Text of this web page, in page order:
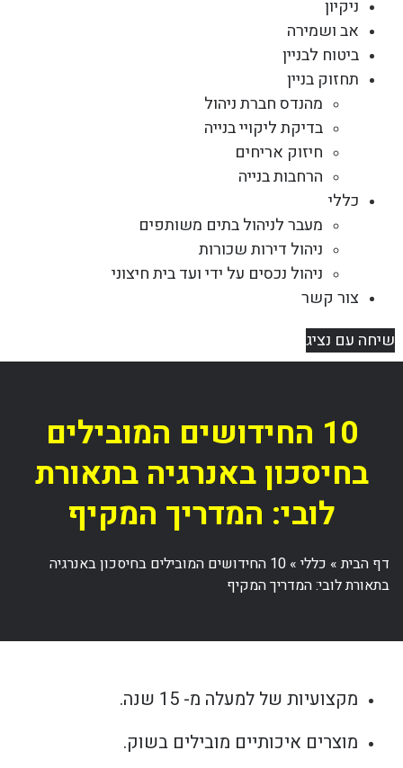
ניקיון
אב ושמירה
ביטוח לבניין
תחזוק בניין
מהנדס חברת ניהול
בדיקת ליקויי בנייה
חיזוק אריחים
הרחבות בנייה
כללי
מעבר לניהול בתים משותפים
ניהול דירות שכורות
ניהול נכסים על ידי ועד בית חיצוני
צור קשר
שיחה עם נציג
10 החידושים המובילים
בחיסכון באנרגיה בתאורת
לובי: המדריך המקיף
דף הבית» כללי»
10 החידושים המובילים בחיסכון באנרגיה
בתאורת לובי: המדריך המקיף
מקצועיות של למעלה מ- 15 שנה.
מוצרים איכותיים מובילים בשוק.